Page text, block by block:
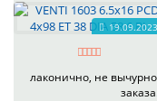
19.09.2023
лаконично, не